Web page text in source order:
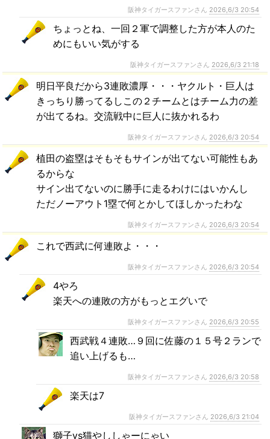
阪神タイガースファンさん 2026,6/3 20:54
ちょっとね、一回２軍で調整した方が本人のた
めにもいい気がする
阪神タイガースファンさん 2026,6/3 21:18
明日平良だから3連敗濃厚・・・ヤクルト・巨人は
きっちり勝ってるしこの２チームとはチーム力の差
が出てるね。交流戦中に巨人に抜かれるわ
阪神タイガースファンさん 2026,6/3 20:54
植田の盗塁はそもそもサインが出てない可能性もあ
るからな
サイン出てないのに勝手に走るわけにはいかんし
ただノーアウト1塁で何とかしてほしかったわな
阪神タイガースファンさん 2026,6/3 20:54
これで西武に何連敗よ・・・
阪神タイガースファンさん 2026,6/3 20:54
4やろ
楽天への連敗の方がもっとエグいで
阪神タイガースファンさん 2026,6/3 20:55
西武戦４連敗…９回に佐藤の１５号２ランで
追い上げるも…
阪神タイガースファンさん 2026,6/3 20:58
楽天は7
阪神タイガースファンさん 2026,6/3 21:04
獅子vs猫やししゃーにゃい